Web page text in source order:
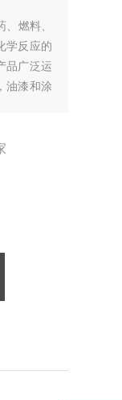
燃料、
学反应的
品广泛运
油漆和涂